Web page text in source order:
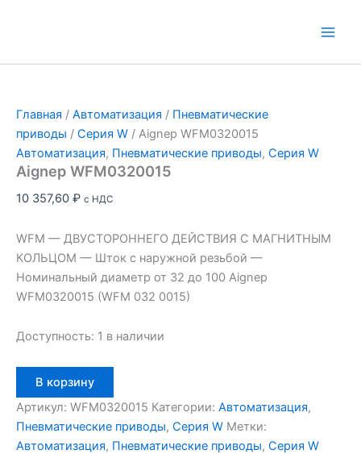
Главная / Автоматизация / Пневматические
приводы / Серия W / Aignep WFM0320015
Автоматизация, Пневматические приводы, Серия W
Aignep WFM0320015
10 357,60 ₽ с НДС
WFM — ДВУСТОРОННЕГО ДЕЙСТВИЯ С МАГНИТНЫМ
КОЛЬЦОМ — Шток с наружной резьбой —
Номинальный диаметр от 32 до 100 Aignep
WFM0320015 (WFM 032 0015)
Доступность: 1 в наличии
товара
Aignep
WFM0320015
В корзину
Артикул: WFM0320015 Категории: Автоматизация,
Пневматические приводы, Серия W Метки:
Автоматизация, Пневматические приводы, Серия W